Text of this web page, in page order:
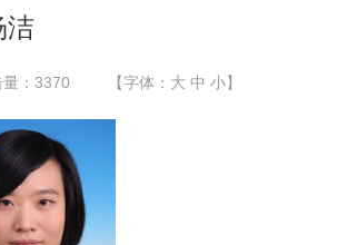
洁
： 3370 【字体： 大 中 小】